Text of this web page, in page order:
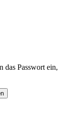
das Passwort ein,